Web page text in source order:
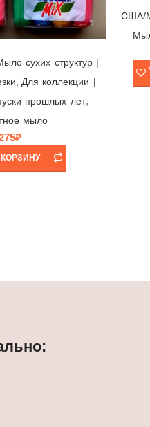
сухих структур |
, Для коллекции |
прошлых лет,
мыло
₽
США/